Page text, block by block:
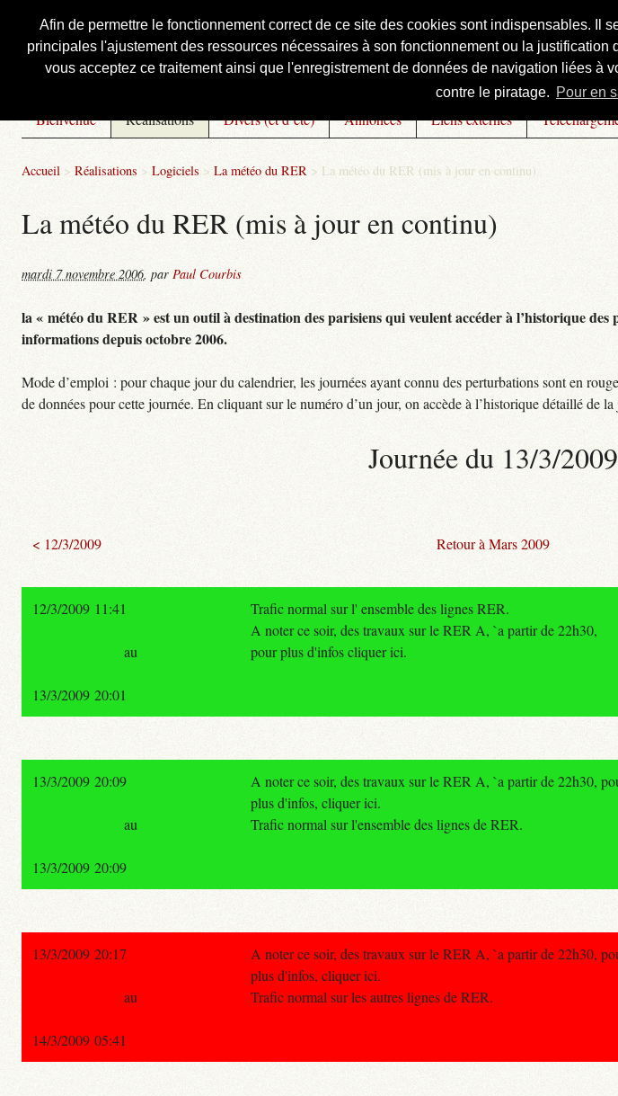
Afin de permettre le fonctionnement correct de ce site des cookies sont indispensables. Il
principales l'ajustement des ressources nécessaires à son fonctionnement ou la
vous acceptez ce traitement ainsi que l'enregistrement de données de navigation liées à
contre le piratage. Pour en
Courbis, « LE » Blog Officiel
Bienvenue Réalisations Divers (et d’été) Annonces Liens externes
Accueil > Réalisations > Logiciels > La météo du RER > La météo du RER (mis à jour en continu)
La météo du RER (mis à jour en continu)
mardi 7 novembre 2006, par Paul Courbis
la « météo du RER » est un outil à destination des parisiens qui veulent accéder à l’historique
informations depuis octobre 2006.
Mode d’emploi : pour chaque jour du calendrier, les journées ayant connu des perturbations sont en
de données pour cette journée. En cliquant sur le numéro d’un jour, on accède à l’historique détaillé de la
Journée du 13/3/2009
< 12/3/2009 Retour à Mars 2009
12/3/2009 11:41
Trafic normal sur l' ensemble des lignes RER.
A noter ce soir, des travaux sur le RER A, `a partir de 22h30,
pour plus d'infos cliquer ici.
au
13/3/2009 20:01
13/3/2009 20:09
A noter ce soir, des travaux sur le RER A, `a partir de 22h30,
plus d'infos, cliquer ici.
Trafic normal sur l'ensemble des lignes de RER.
au
13/3/2009 20:09
13/3/2009 20:17
A noter ce soir, des travaux sur le RER A, `a partir de 22h30,
plus d'infos, cliquer ici.
Trafic normal sur les autres lignes de RER.
au
14/3/2009 05:41